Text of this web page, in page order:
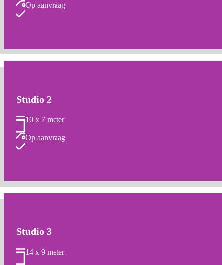
Op aanvraag
Studio 2
10 x 7 meter
Op aanvraag
Studio 3
14 x 9 meter